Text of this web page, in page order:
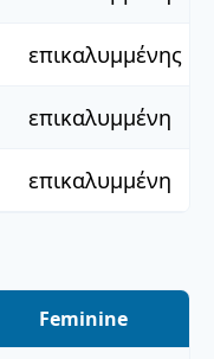
επικαλυμμένης
επικαλυμμένη
επικαλυμμένη
Feminine